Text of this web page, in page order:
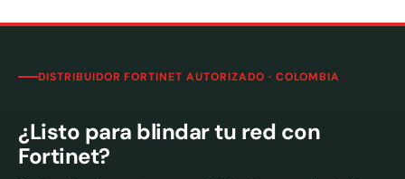
DISTRIBUIDOR FORTINET AUTORIZADO · COLOMBIA
¿Listo para blindar tu red con
Fortinet?